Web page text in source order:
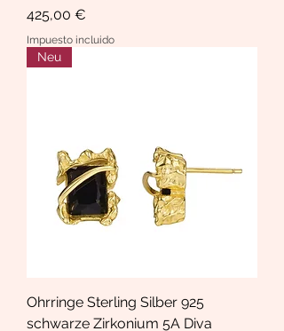
Precio
425,00 €
Impuesto incluido
Neu
Ohrringe Sterling Silber 925
schwarze Zirkonium 5A Diva